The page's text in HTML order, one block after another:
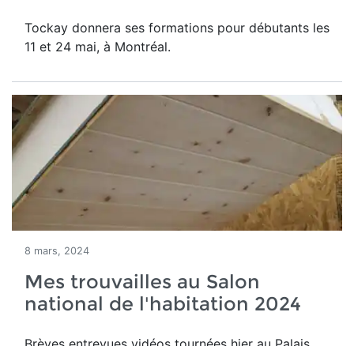
Tockay donnera ses formations pour débutants les
11 et 24 mai, à Montréal.
8 mars, 2024
Mes trouvailles au Salon
national de l'habitation 2024